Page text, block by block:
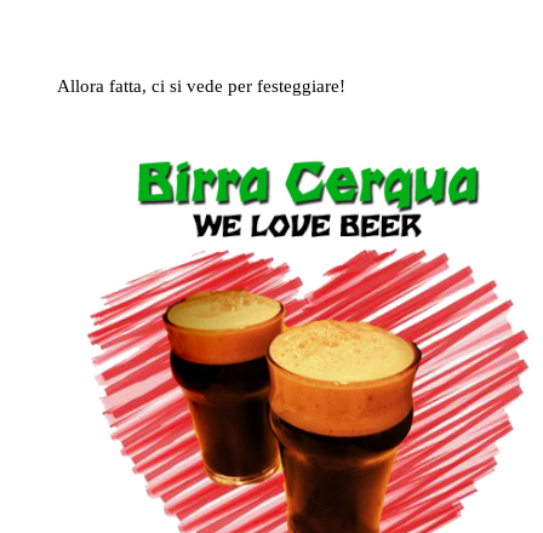
Allora fatta, ci si vede per festeggiare!